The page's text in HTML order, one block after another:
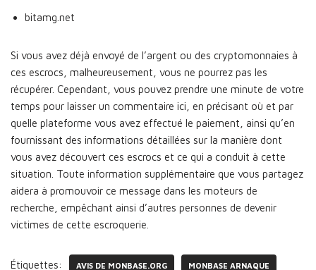
bitamg.net
Si vous avez déjà envoyé de l’argent ou des cryptomonnaies à
ces escrocs, malheureusement, vous ne pourrez pas les
récupérer. Cependant, vous pouvez prendre une minute de votre
temps pour laisser un commentaire ici, en précisant où et par
quelle plateforme vous avez effectué le paiement, ainsi qu’en
fournissant des informations détaillées sur la manière dont
vous avez découvert ces escrocs et ce qui a conduit à cette
situation. Toute information supplémentaire que vous partagez
aidera à promouvoir ce message dans les moteurs de
recherche, empêchant ainsi d’autres personnes de devenir
victimes de cette escroquerie.
Étiquettes: AVIS DE MONBASE.ORG MONBASE ARNAQUE